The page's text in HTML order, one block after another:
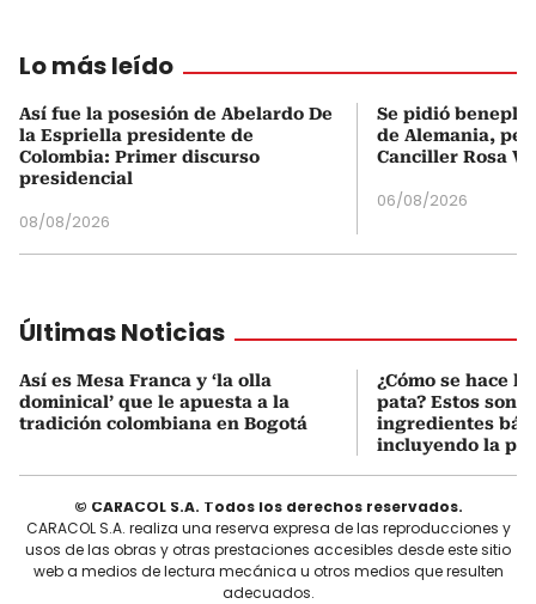
Lo más leído
Así fue la posesión de Abelardo De
la Espriella presidente de
Colombia: Primer discurso
presidencial
08/08/2026
Se pidió
de Alemania,
Canciller Rosa
06/08/2026
Últimas Noticias
Así es Mesa Franca y ‘la olla
dominical’ que le apuesta a la
tradición colombiana en Bogotá
¿Cómo se hace
pata? Estos son
ingredientes
incluyendo la
© CARACOL S.A. Todos los derechos reservados.
CARACOL S.A. realiza una reserva expresa de las reproducciones y
usos de las obras y otras prestaciones accesibles desde este sitio
web a medios de lectura mecánica u otros medios que resulten
adecuados.